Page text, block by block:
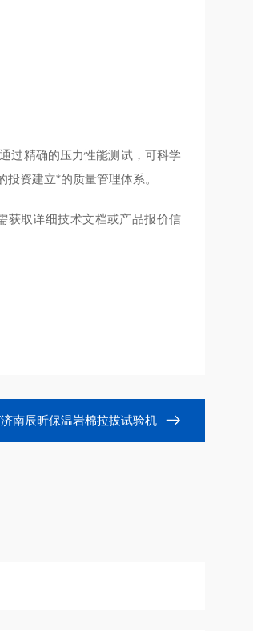
过精确的压力性能测试，可科学
资建立*的质量管理体系。
获取详细技术文档或产品报价信
南辰昕保温岩棉拉拔试验机